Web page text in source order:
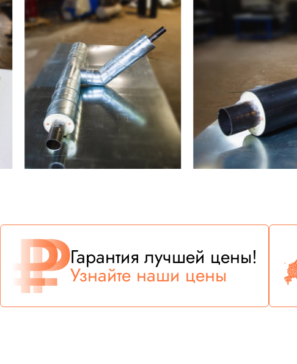
Гарантия лучшей цены!
Узнайте наши цены